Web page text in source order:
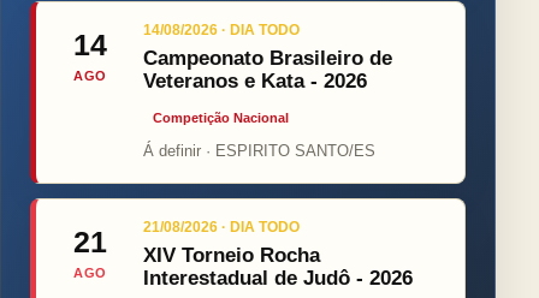
14
AGO
14/08/2026 · DIA TODO
Campeonato Brasileiro de
Veteranos e Kata - 2026
Competição Nacional
Á definir · ESPIRITO SANTO/ES
21
AGO
21/08/2026 · DIA TODO
XIV Torneio Rocha
Interestadual de Judô - 2026